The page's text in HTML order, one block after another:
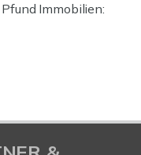
Immobilien: